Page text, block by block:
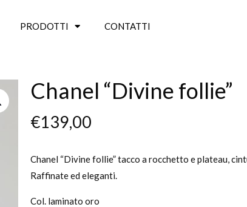
PRODOTTI CONTATTI
Chanel “Divine follie”
€139,00
Chanel “Divine follie” tacco a rocchetto e plateau,
Raffinate ed eleganti.
Col. laminato oro